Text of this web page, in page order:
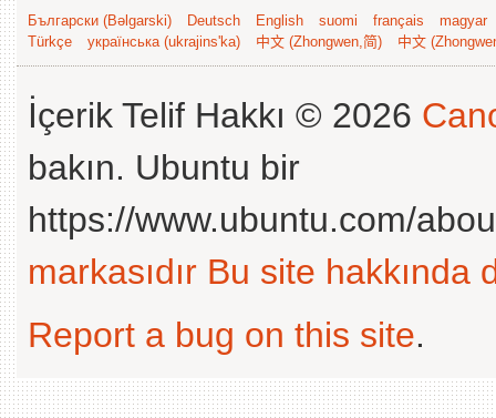
Български (Bəlgarski) Deutsch English suomi français
magyar
Türkçe
українська (ukrajins'ka) 中文 (Zhongwen,简) 中文
İçerik Telif Hakkı © 2026
bakın. Ubuntu bir
https://www.ubuntu.com/
markasıdır Bu site hakkında
Report a bug on this site.